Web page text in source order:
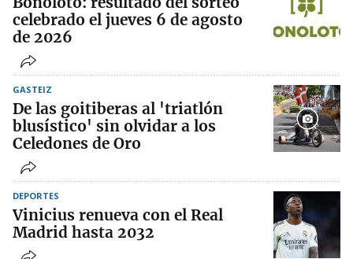
celebrado el jueves 6 de agosto
de 2026
GASTEIZ
De las goitiberas al 'triatlón
blusístico' sin olvidar a los
Celedones de Oro
DEPORTES
Vinicius renueva con el Real
Madrid hasta 2032